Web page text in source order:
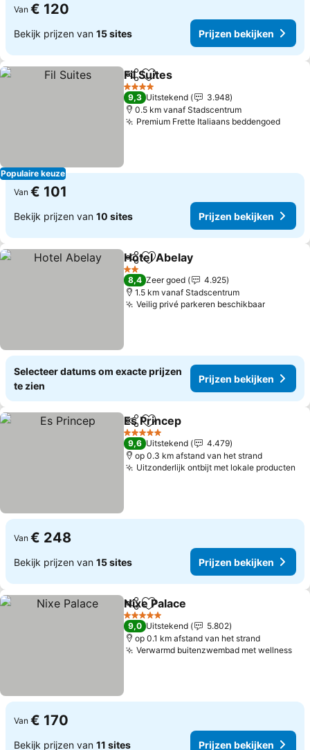
Van € 120
Bekijk prijzen van 15 sites Prijzen bekijken
Populaire keuze
DelenToevoegen aan favorieten
Fil Suites
4 Sterren
9,3 Uitstekend
3.948
0.5 km vanaf Stadscentrum
Premium Frette Italiaans beddengoed
Van € 101
Bekijk prijzen van 10 sites Prijzen bekijken
DelenToevoegen aan favorieten
Hotel Abelay
2 Sterren
8,4 Zeer goed
4.925
1.5 km vanaf Stadscentrum
Veilig privé parkeren beschikbaarPrijzen
Selecteer datums om exacte prijzen
te zien
Prijzen bekijken
DelenToevoegen aan favorieten
Es Princep
5 Sterren
9,6 Uitstekend
4.479
op 0.3 km afstand van het strand
Uitzonderlijk ontbijt met lokale producten
Van € 248
Bekijk prijzen van 15 sites Prijzen bekijken
DelenToevoegen aan favorieten
Nixe Palace
5 Sterren
9,0 Uitstekend
5.802
op 0.1 km afstand van het strand
Verwarmd buitenzwembad met wellness
Van € 170
Bekijk prijzen van 11 sites Prijzen bekijken